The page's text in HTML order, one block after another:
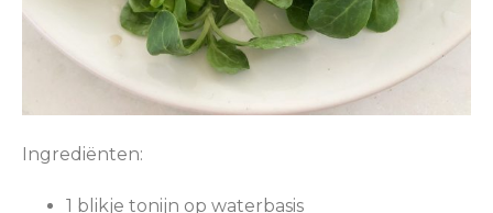
Ingrediënten:
1 blikje tonijn op waterbasis